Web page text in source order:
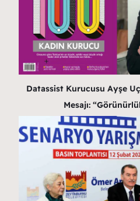
Datassist Kurucusu Ayşe
Mesajı: